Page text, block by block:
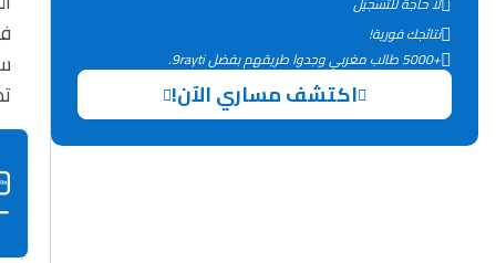
نتائجك فورية!
+5000 طالب مغربي وجدوا طريقهم بفضل 9rayti.
اكتشف مساري الآن!